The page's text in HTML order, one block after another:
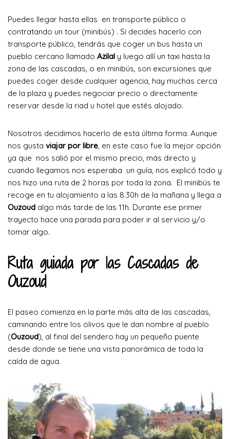
Puedes llegar hasta ellas en transporte público o
contratando un tour (minibús) . Si decides hacerlo con
transporte público, tendrás que coger un bus hasta un
pueblo cercano llamado Azilal y luego allí un taxi hasta la
zona de las cascadas, o en minibús, son excursiones que
puedes coger desde cualquier agencia, hay muchas cerca
de la plaza y puedes negociar precio o directamente
reservar desde la riad u hotel que estés alojado.
Nosotros decidimos hacerlo de esta última forma. Aunque
nos gusta viajar por libre, en este caso fue la mejor opción
ya que nos salió por el mismo precio, más directo y
cuando llegamos nos esperaba un guía, nos explicó todo y
nos hizo una ruta de 2 horas por toda la zona. El minibús te
recoge en tu alojamiento a las 8.30h de la mañana y llega a
Ouzoud algo más tarde de las 11h. Durante ese primer
trayecto hace una parada para poder ir al servicio y/o
tomar algo.
Ruta guiada por las Cascadas de
Ouzoud
El paseo comienza en la parte más alta de las cascadas,
caminando entre los olivos que le dan nombre al pueblo
(Ouzoud), al final del sendero hay un pequeño puente
desde donde se tiene una vista panorámica de toda la
caída de agua.